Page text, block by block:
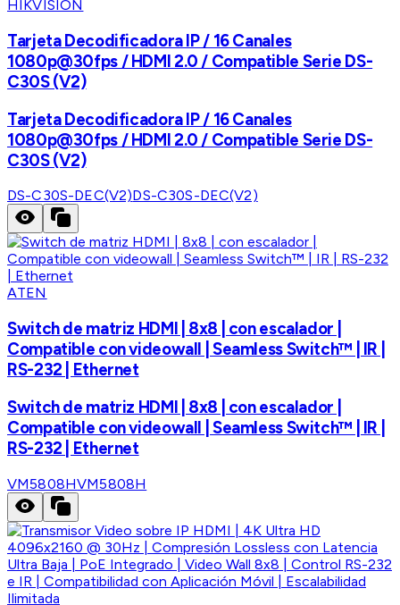
HIKVISION
Tarjeta Decodificadora IP / 16 Canales
1080p@30fps / HDMI 2.0 / Compatible Serie DS-
C30S (V2)
Tarjeta Decodificadora IP / 16 Canales
1080p@30fps / HDMI 2.0 / Compatible Serie DS-
C30S (V2)
DS-C30S-DEC(V2)DS-C30S-DEC(V2)
ATEN
Switch de matriz HDMI | 8x8 | con escalador |
Compatible con videowall | Seamless Switch™ | IR |
RS-232 | Ethernet
Switch de matriz HDMI | 8x8 | con escalador |
Compatible con videowall | Seamless Switch™ | IR |
RS-232 | Ethernet
VM5808HVM5808H